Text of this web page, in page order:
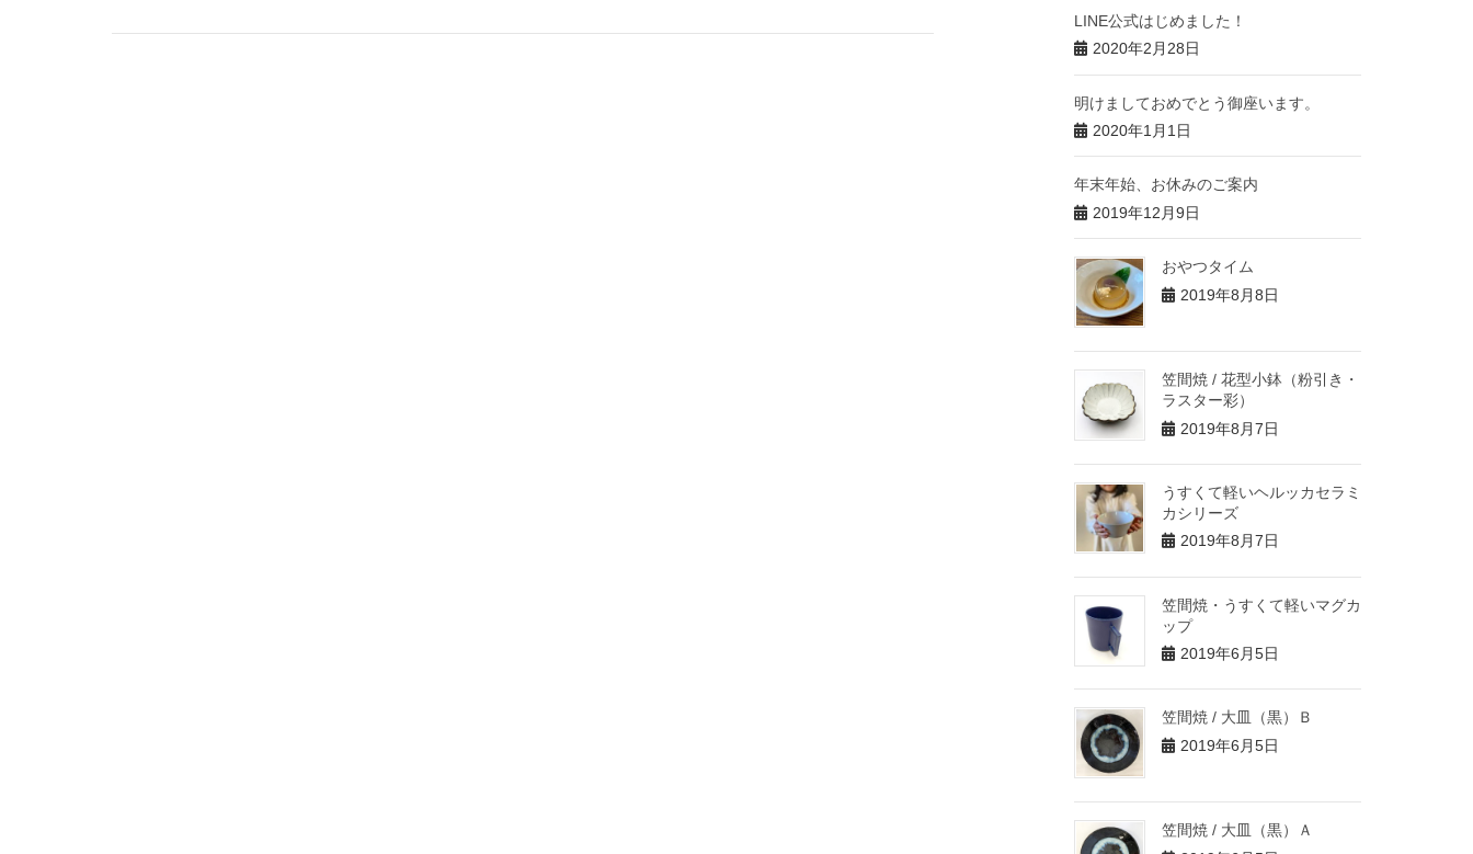
LINE公式はじめました！
2020年2月28日
明けましておめでとう御座います。
2020年1月1日
年末年始、お休みのご案内
2019年12月9日
おやつタイム
2019年8月8日
笠間焼 / 花型小鉢（粉引き・
ラスター彩）
2019年8月7日
うすくて軽いヘルッカセラミ
カシリーズ
2019年8月7日
笠間焼・うすくて軽いマグカ
ップ
2019年6月5日
笠間焼 / 大皿（黒）Ｂ
2019年6月5日
笠間焼 / 大皿（黒）Ａ